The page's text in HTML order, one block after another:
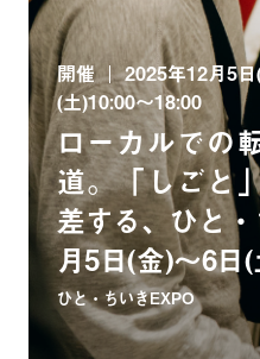
開催
2025年12月5
(土)10:00〜18:00
ローカルでの
道。「しごと
差する、ひと
月5日(金)〜6日(
ひと・ちいきEXPO